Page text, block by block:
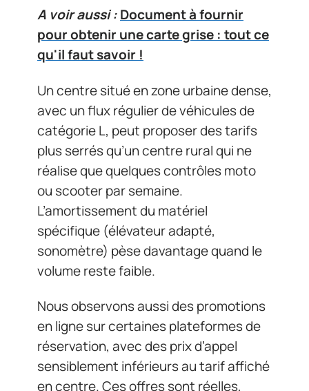
A voir aussi :Document à fournir
pour obtenir une carte grise : tout ce
qu'il faut savoir !
Un centre situé en zone urbaine dense,
avec un flux régulier de véhicules de
catégorie L, peut proposer des tarifs
plus serrés qu’un centre rural qui ne
réalise que quelques contrôles moto
ou scooter par semaine.
L’amortissement du matériel
spécifique (élévateur adapté,
sonomètre) pèse davantage quand le
volume reste faible.
Nous observons aussi des promotions
en ligne sur certaines plateformes de
réservation, avec des prix d’appel
sensiblement inférieurs au tarif affiché
en centre. Ces offres sont réelles,